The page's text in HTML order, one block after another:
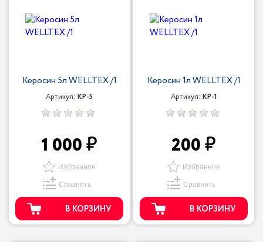
Керосин 5л WELLTEX /1
Артикул: КР-5
1 000
Избранное
Сравнить
В КОРЗИНУ
Керосин 1л WELLTEX /1
Артикул: КР-1
200
Избранное
Сравнить
В КОРЗИНУ